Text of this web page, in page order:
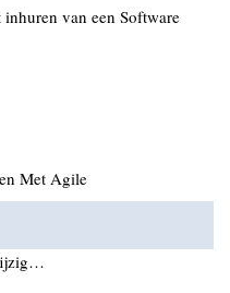
van een Software
Met Agile